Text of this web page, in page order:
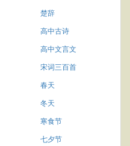
楚辞
高中古诗
高中文言文
宋词三百首
春天
冬天
寒食节
七夕节